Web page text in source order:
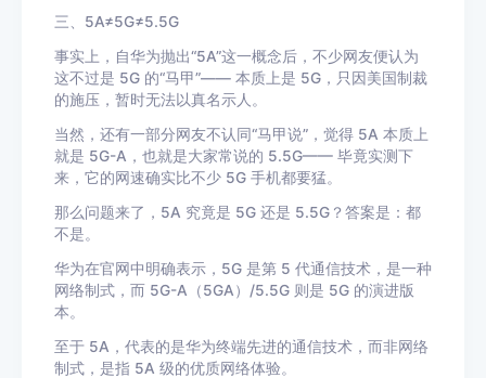
三、5A≠5G≠5.5G
事实上，自华为抛出“5A”这一概念后，不少网友便认为
这不过是 5G 的“马甲”—— 本质上是 5G，只因美国制裁
的施压，暂时无法以真名示人。
当然，还有一部分网友不认同“马甲说”，觉得 5A 本质上
就是 5G-A，也就是大家常说的 5.5G—— 毕竟实测下
来，它的网速确实比不少 5G 手机都要猛。
那么问题来了，5A 究竟是 5G 还是 5.5G？答案是：都
不是。
华为在官网中明确表示，5G 是第 5 代通信技术，是一种
网络制式，而 5G-A（5GA）/5.5G 则是 5G 的演进版
本。
至于 5A，代表的是华为终端先进的通信技术，而非网络
制式，是指 5A 级的优质网络体验。